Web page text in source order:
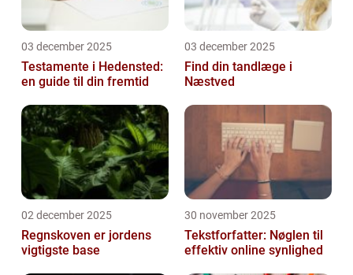
03 december 2025
Testamente i Hedensted:
en guide til din fremtid
03 december 2025
Find din tandlæge i
Næstved
02 december 2025
Regnskoven er jordens
vigtigste base
30 november 2025
Tekstforfatter: Nøglen til
effektiv online synlighed